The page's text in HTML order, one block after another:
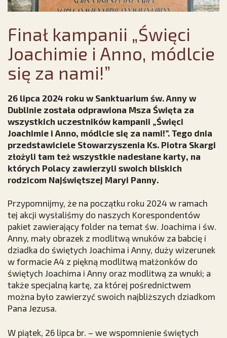
Finał kampanii „Święci
Joachimie i Anno, módlcie
się za nami!”
26 lipca 2024 roku w Sanktuarium św. Anny w
Dublinie została odprawiona Msza Święta za
wszystkich uczestników kampanii „Święci
Joachimie i Anno, módlcie się za nami!”. Tego dnia
przedstawiciele Stowarzyszenia Ks. Piotra Skargi
złożyli tam też wszystkie nadesłane karty, na
których Polacy zawierzyli swoich bliskich
rodzicom Najświętszej Maryi Panny.
Przypomnijmy, że na początku roku 2024 w ramach
tej akcji wysłaliśmy do naszych Korespondentów
pakiet zawierający folder na temat św. Joachima i św.
Anny, mały obrazek z modlitwą wnuków za babcię i
dziadka do świętych Joachima i Anny, duży wizerunek
w formacie A4 z piękną modlitwą małżonków do
świętych Joachima i Anny oraz modlitwą za wnuki; a
także specjalną kartę, za której pośrednictwem
można było zawierzyć swoich najbliższych dziadkom
Pana Jezusa.
W piątek, 26 lipca br. – we wspomnienie świętych